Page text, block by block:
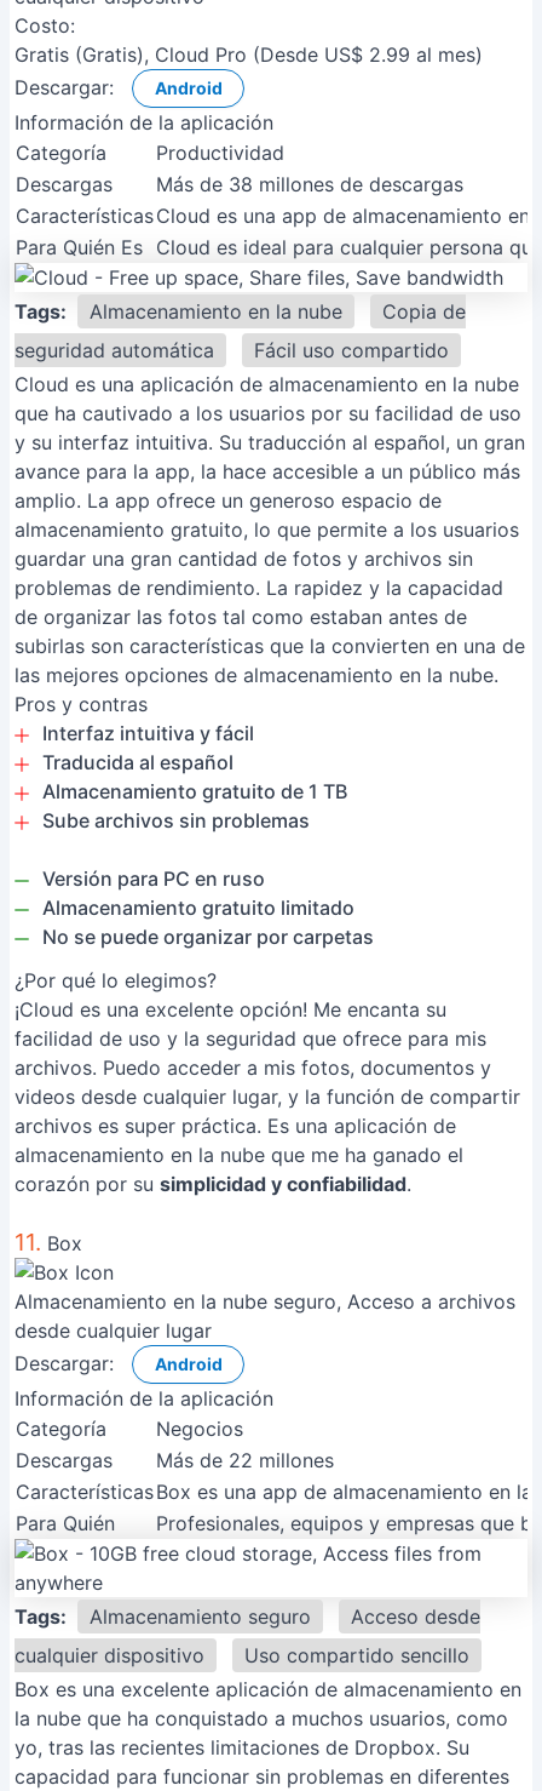
Costo:
Gratis (Gratis), Cloud Pro (Desde US$ 2.99 al mes)
Descargar:
Android
Información de la aplicación
Categoría
Productividad
Descargas
Más de 38 millones de descargas
CaracterísticasCloud es una app de almacenamiento
Para Quién Es Cloud es ideal para cualquier persona
Tags: Almacenamiento en la nube
Copia de
seguridad automática
Fácil uso compartido
Cloud es una aplicación de almacenamiento en la nube
que ha cautivado a los usuarios por su facilidad de uso
y su interfaz intuitiva. Su traducción al español, un gran
avance para la app, la hace accesible a un público más
amplio. La app ofrece un generoso espacio de
almacenamiento gratuito, lo que permite a los usuarios
guardar una gran cantidad de fotos y archivos sin
problemas de rendimiento. La rapidez y la capacidad
de organizar las fotos tal como estaban antes de
subirlas son características que la convierten en una de
las mejores opciones de almacenamiento en la nube.
Pros y contras
Interfaz intuitiva y fácil
Traducida al español
Almacenamiento gratuito de 1 TB
Sube archivos sin problemas
Versión para PC en ruso
Almacenamiento gratuito limitado
No se puede organizar por carpetas
¿Por qué lo elegimos?
¡Cloud es una excelente opción! Me encanta su
facilidad de uso y la seguridad que ofrece para mis
archivos. Puedo acceder a mis fotos, documentos y
videos desde cualquier lugar, y la función de compartir
archivos es super práctica. Es una aplicación de
almacenamiento en la nube que me ha ganado el
corazón por su simplicidad y confiabilidad.
11. Box
Almacenamiento en la nube seguro, Acceso a archivos
desde cualquier lugar
Descargar:
Android
Información de la aplicación
Categoría
Negocios
Descargas
Más de 22 millones
CaracterísticasBox es una app de almacenamiento en
Para Quién
Profesionales, equipos y empresas que
Tags: Almacenamiento seguro
Acceso desde
cualquier dispositivo
Uso compartido sencillo
Box es una excelente aplicación de almacenamiento en
la nube que ha conquistado a muchos usuarios, como
yo, tras las recientes limitaciones de Dropbox. Su
capacidad para funcionar sin problemas en diferentes